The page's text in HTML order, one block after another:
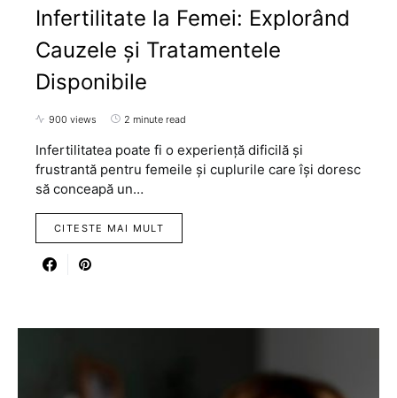
Infertilitate la Femei: Explorând
Cauzele și Tratamentele
Disponibile
900 views 2 minute read
Infertilitatea poate fi o experiență dificilă și
frustrantă pentru femeile și cuplurile care își doresc
să conceapă un…
CITESTE MAI MULT